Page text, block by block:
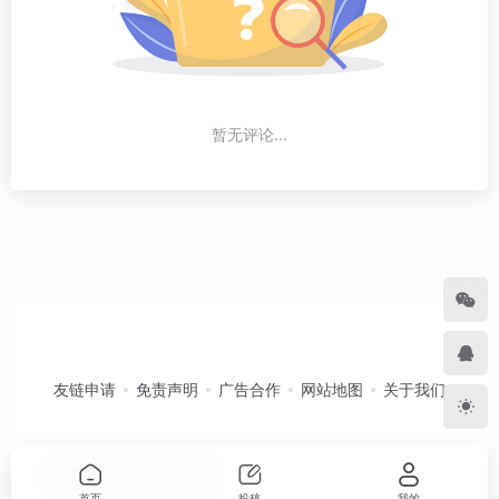
暂无评论...
友链申请 免责声明 广告合作 网站地图 关于我们
Copyright © 2026